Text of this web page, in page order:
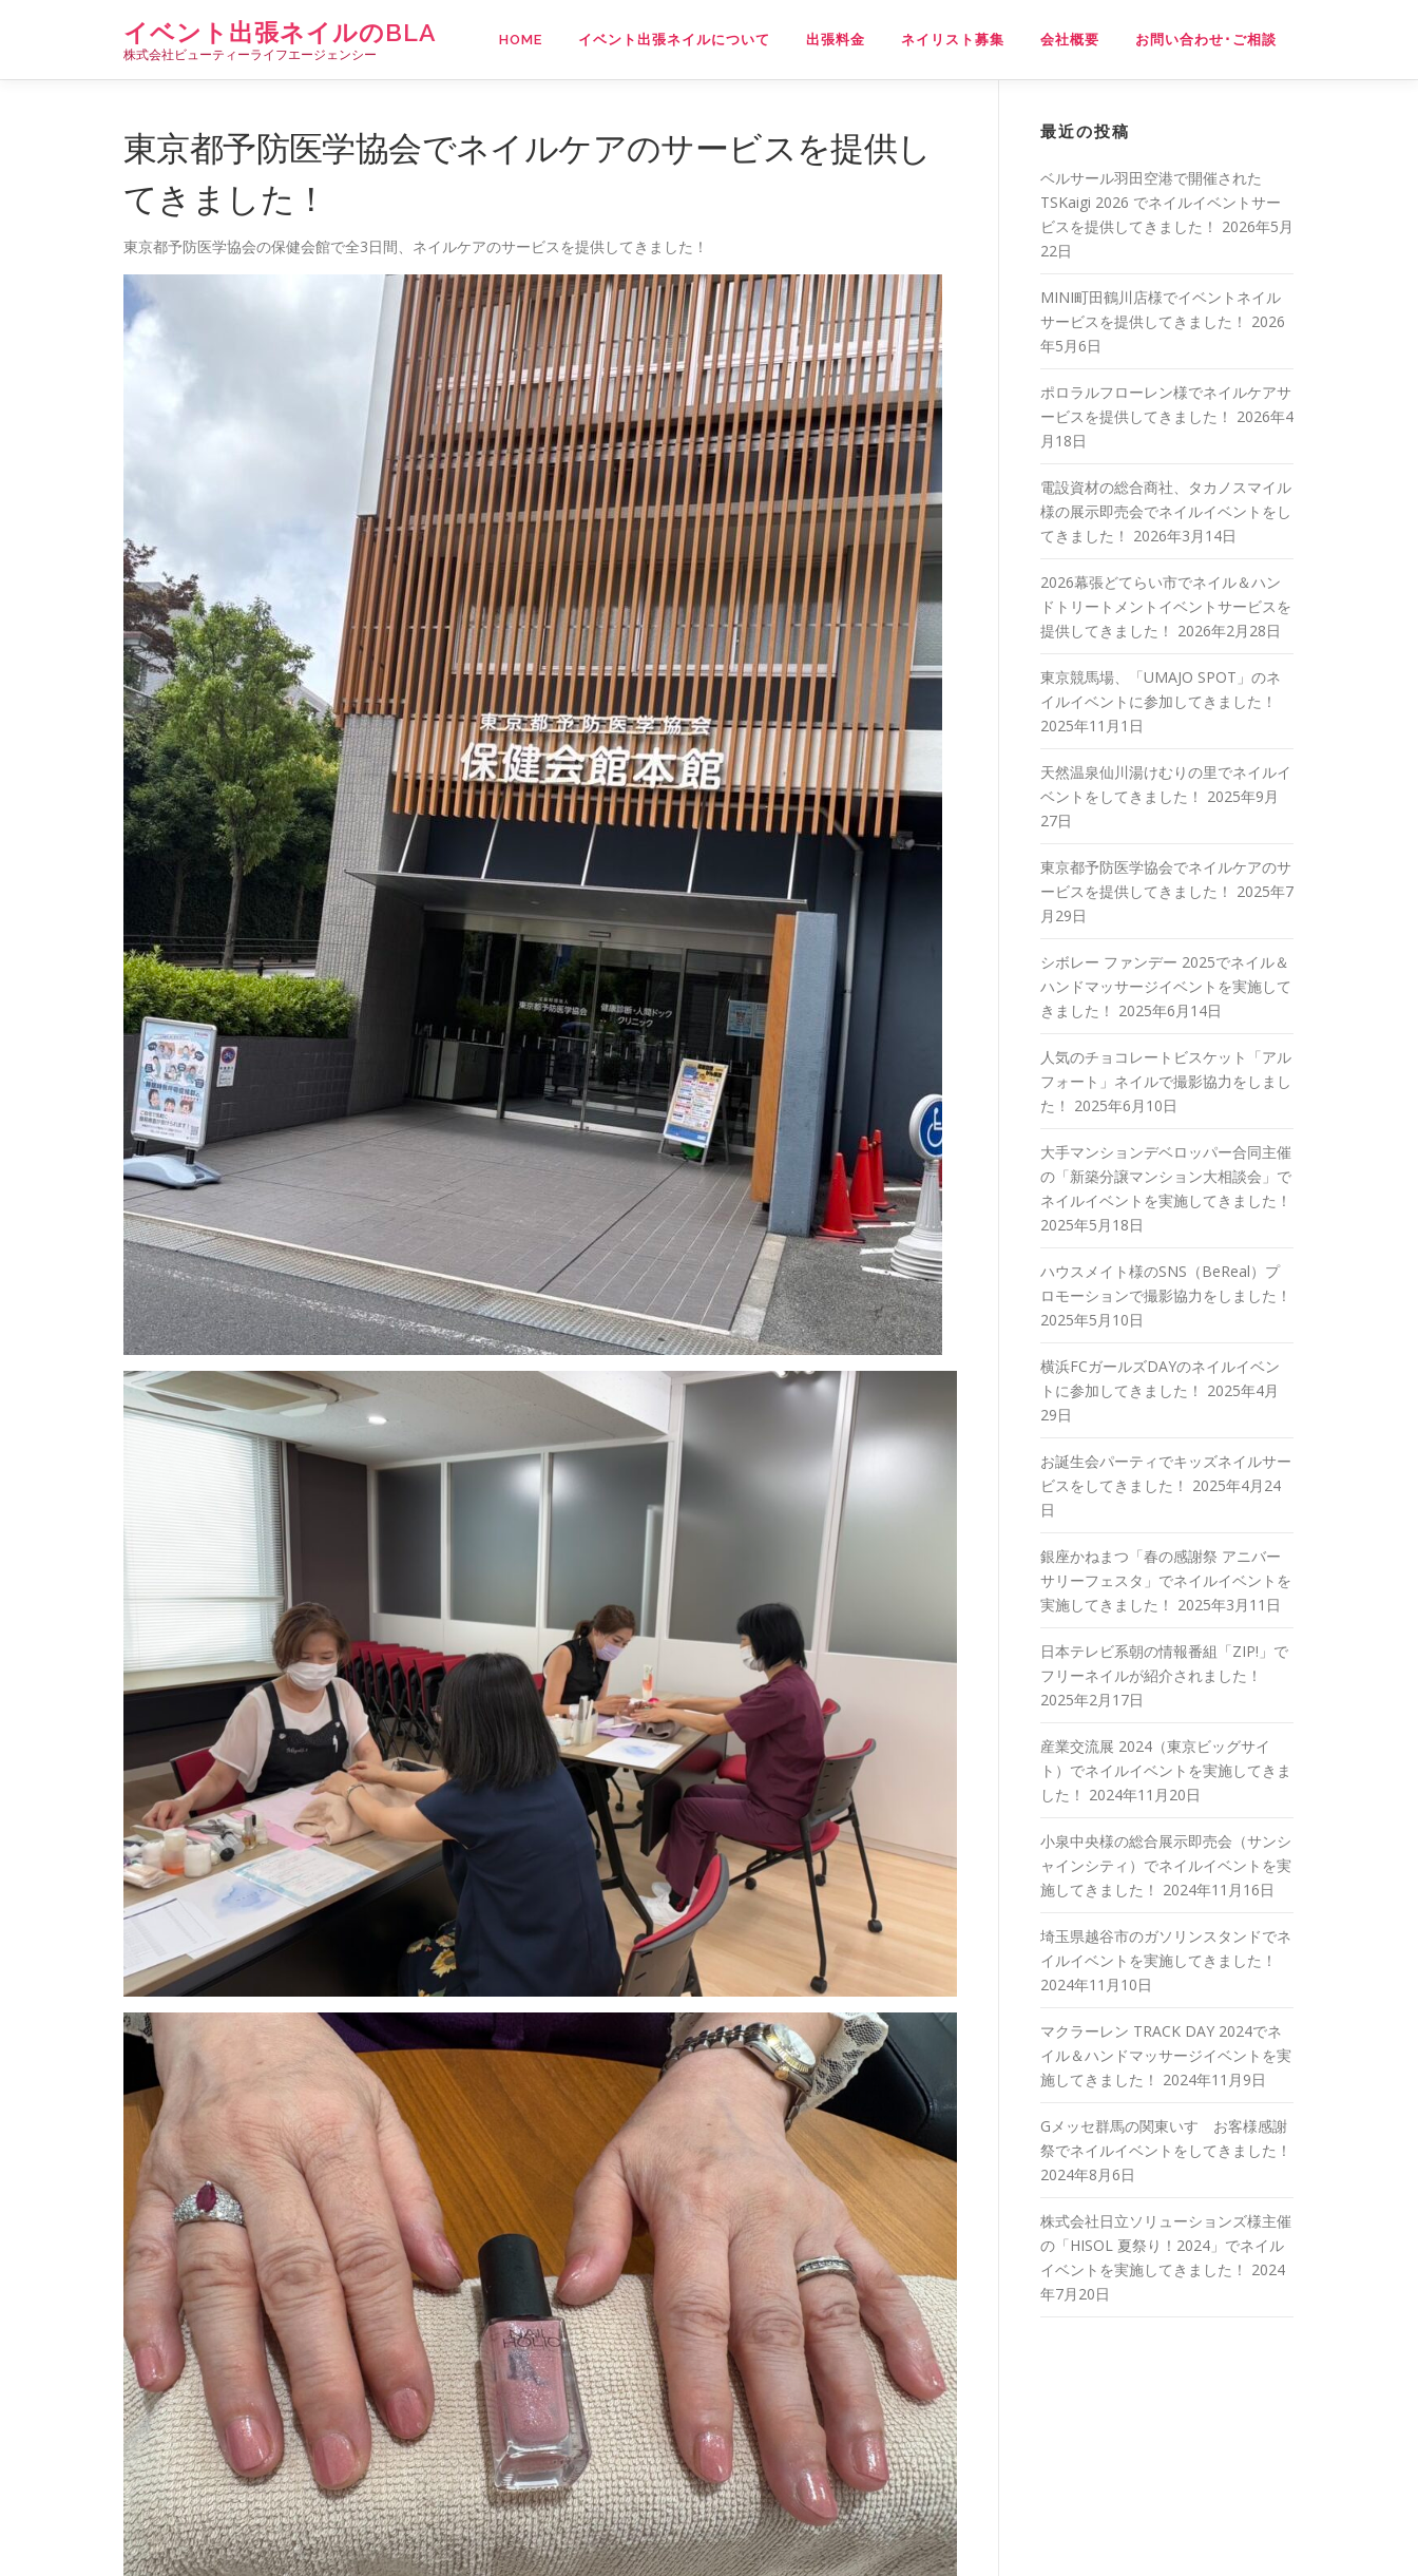
ン
イベント出張ネイルのBLA
株式会社ビューティーライフエージェンシー
HOME イベント出張ネイルについて 出張料金 ネイリスト募集 会社概要 お問い合わせ･ご相談
東京都予防医学協会でネイルケアのサービスを提供し
てきました！
東京都予防医学協会の保健会館で全3日間、ネイルケアのサービスを提供してきました！
最近の投稿
ベルサール羽田空港で開催された
TSKaigi 2026 でネイルイベントサー
ビスを提供してきました！ 2026年5月
22日
MINI町田鶴川店様でイベントネイル
サービスを提供してきました！ 2026
年5月6日
ポロラルフローレン様でネイルケアサ
ービスを提供してきました！ 2026年4
月18日
電設資材の総合商社、タカノスマイル
様の展示即売会でネイルイベントをし
てきました！ 2026年3月14日
2026幕張どてらい市でネイル＆ハン
ドトリートメントイベントサービスを
提供してきました！ 2026年2月28日
東京競馬場、「UMAJO SPOT」のネ
イルイベントに参加してきました！
2025年11月1日
天然温泉仙川湯けむりの里でネイルイ
ベントをしてきました！ 2025年9月
27日
東京都予防医学協会でネイルケアのサ
ービスを提供してきました！ 2025年7
月29日
シボレー ファンデー 2025でネイル＆
ハンドマッサージイベントを実施して
きました！ 2025年6月14日
人気のチョコレートビスケット「アル
フォート」ネイルで撮影協力をしまし
た！ 2025年6月10日
大手マンションデベロッパー合同主催
の「新築分譲マンション大相談会」で
ネイルイベントを実施してきました！
2025年5月18日
ハウスメイト様のSNS（BeReal）プ
ロモーションで撮影協力をしました！
2025年5月10日
横浜FCガールズDAYのネイルイベン
トに参加してきました！ 2025年4月
29日
お誕生会パーティでキッズネイルサー
ビスをしてきました！ 2025年4月24
日
銀座かねまつ「春の感謝祭 アニバー
サリーフェスタ」でネイルイベントを
実施してきました！ 2025年3月11日
日本テレビ系朝の情報番組「ZIP!」で
フリーネイルが紹介されました！
2025年2月17日
産業交流展 2024（東京ビッグサイ
ト）でネイルイベントを実施してきま
した！ 2024年11月20日
小泉中央様の総合展示即売会（サンシ
ャインシティ）でネイルイベントを実
施してきました！ 2024年11月16日
埼玉県越谷市のガソリンスタンドでネ
イルイベントを実施してきました！
2024年11月10日
マクラーレン TRACK DAY 2024でネ
イル＆ハンドマッサージイベントを実
施してきました！ 2024年11月9日
Gメッセ群馬の関東いすゞお客様感謝
祭でネイルイベントをしてきました！
2024年8月6日
株式会社日立ソリューションズ様主催
の「HISOL 夏祭り！2024」でネイル
イベントを実施してきました！ 2024
年7月20日